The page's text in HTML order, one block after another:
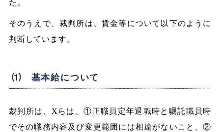
た。
そのうえで、裁判所は、賃金等について以下のように
判断しています。
⑴ 基本給について
裁判所は、Xらは、①正職員定年退職時と嘱託職員時
でその職務内容及び変更範囲には相違がないこと、②